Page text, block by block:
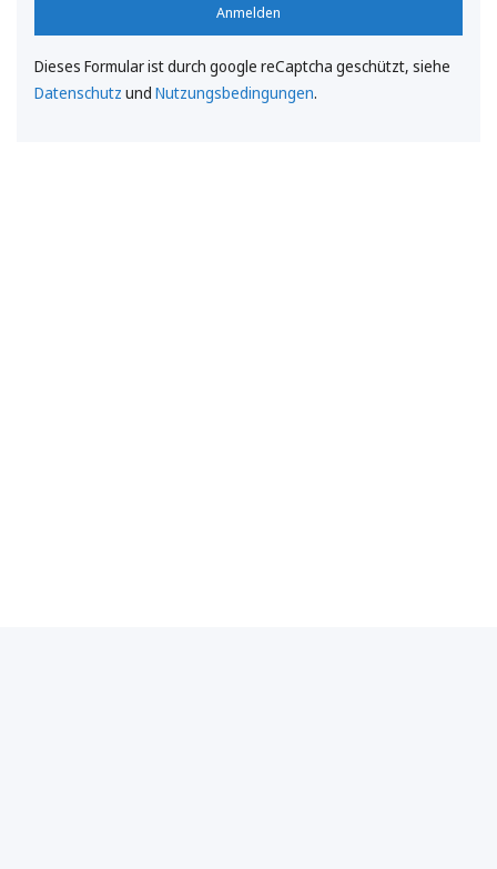
Anmelden
Dieses Formular ist durch google reCaptcha geschützt, siehe
Datenschutz und Nutzungsbedingungen.